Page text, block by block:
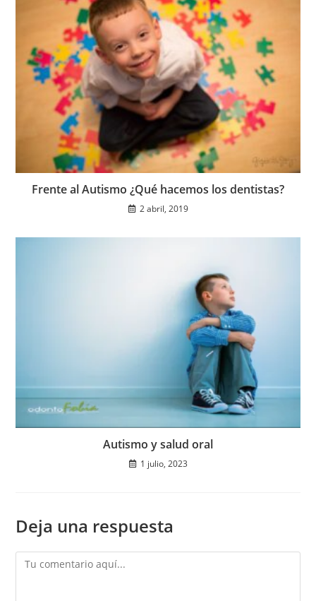
Frente al Autismo ¿Qué hacemos los dentistas?
2 abril, 2019
Autismo y salud oral
1 julio, 2023
Deja una respuesta